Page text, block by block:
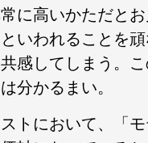
に高いかただと
いわれることを
感してしまう。
分かるまい。
トにおいて、「